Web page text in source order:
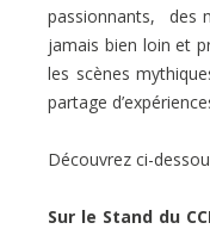
passionnants, des
jamais bien loin et
les scènes
partage
Découvrez ci-
Sur le Stand du